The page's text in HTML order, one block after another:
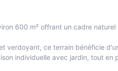
600 m² offrant un cadre
verdoyant, ce terrain bénéficie
individuelle avec jardin, tout en